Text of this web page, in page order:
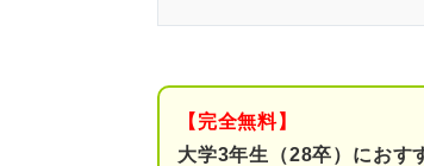
SNSマーケ
【完全無料】
大学3年生（28卒）におす